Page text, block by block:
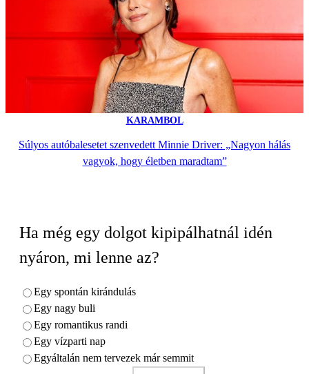
KARAMBOL
Súlyos autóbalesetet szenvedett Minnie Driver: „Nagyon hálás
vagyok, hogy életben maradtam”
Ha még egy dolgot kipipálhatnál idén
nyáron, mi lenne az?
Egy spontán kirándulás
Egy nagy buli
Egy romantikus randi
Egy vízparti nap
Egyáltalán nem tervezek már semmit